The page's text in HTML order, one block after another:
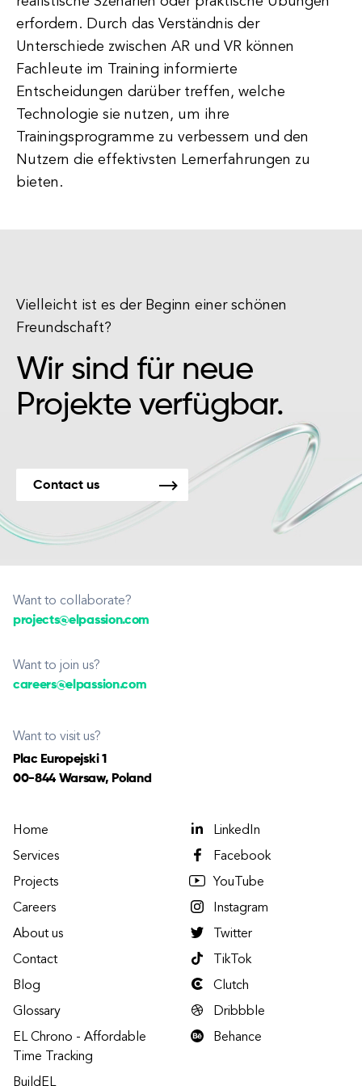
erfordern. Durch das Verständnis der
Unterschiede zwischen AR und VR können
Fachleute im Training informierte
Entscheidungen darüber treffen, welche
Technologie sie nutzen, um ihre
Trainingsprogramme zu verbessern und den
Nutzern die effektivsten Lernerfahrungen zu
bieten.
Vielleicht ist es der Beginn einer schönen
Freundschaft?
Wir sind für neue
Projekte verfügbar.
Contact us
Want to collaborate?
projects@elpassion.com
Want to join us?
careers@elpassion.com
Want to visit us?
Plac Europejski 1
00-844 Warsaw, Poland
Home
Services
Projects
Careers
About us
Contact
Blog
Glossary
EL Chrono - Affordable
Time Tracking
BuildEL
LinkedIn
Facebook
YouTube
Instagram
Twitter
TikTok
Clutch
Dribbble
Behance